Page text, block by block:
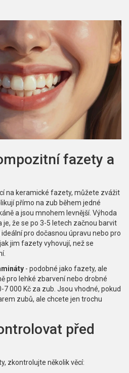
fazety a
na keramické fazety, můžete zvážit
přímo na zub během jedné
a jsou mnohem levnější. Výhoda
je, že se po 3-5 letech začnou barvit
pro dočasnou úpravu nebo pro
jim fazety vyhovují, než se
- podobné jako fazety, ale
pro lehké zbarvení nebo drobné
000 Kč za zub. Jsou vhodné, pokud
zubů, ale chcete jen trochu
před
zkontrolujte několik věcí: